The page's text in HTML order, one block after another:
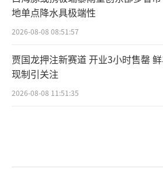
地单点降水具极端性
2026-08-08 08:51:57
贾国龙押注新赛道 开业3小时售罄
现制引关注
2026-08-08 11:51:35